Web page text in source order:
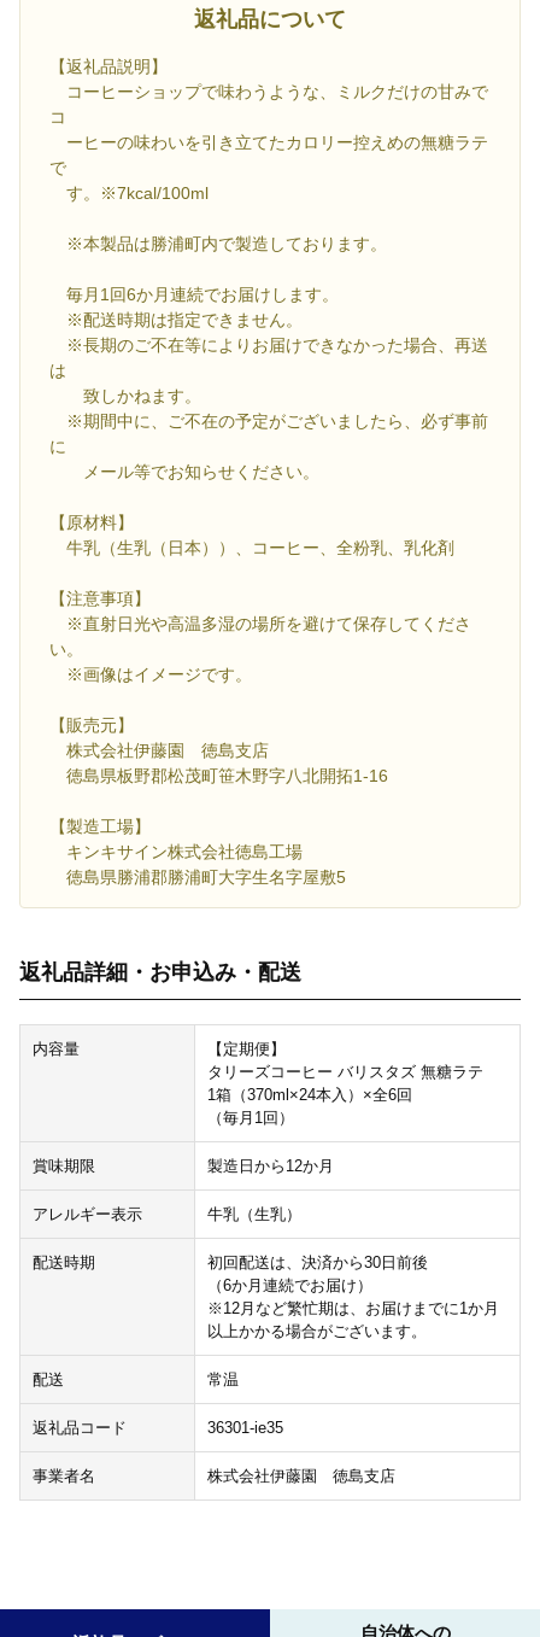
返礼品について
【返礼品説明】
コーヒーショップで味わうような、ミルクだけの甘みで
コ
ーヒーの味わいを引き立てたカロリー控えめの無糖ラテ
で
す。※7kcal/100ml
※本製品は勝浦町内で製造しております。
毎月1回6か月連続でお届けします。
※配送時期は指定できません。
※長期のご不在等によりお届けできなかった場合、再送
は
致しかねます。
※期間中に、ご不在の予定がございましたら、必ず事前
に
メール等でお知らせください。
【原材料】
牛乳（生乳（日本））、コーヒー、全粉乳、乳化剤
【注意事項】
※直射日光や高温多湿の場所を避けて保存してくださ
い。
※画像はイメージです。
【販売元】
株式会社伊藤園 徳島支店
徳島県板野郡松茂町笹木野字八北開拓1-16
【製造工場】
キンキサイン株式会社徳島工場
徳島県勝浦郡勝浦町大字生名字屋敷5
返礼品詳細・お申込み・配送
内容量
【定期便】
タリーズコーヒー バリスタズ 無糖ラテ
1箱（370ml×24本入）×全6回
（毎月1回）
賞味期限 製造日から12か月
アレルギー表示 牛乳（生乳）
配送時期
初回配送は、決済から30日前後
（6か月連続でお届け）
※12月など繁忙期は、お届けまでに1か月
以上かかる場合がございます。
配送 常温
返礼品コード 36301-ie35
事業者名 株式会社伊藤園 徳島支店
自治体への